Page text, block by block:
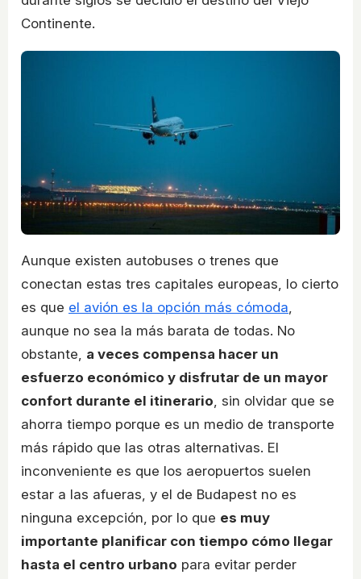
Continente.
Aunque existen autobuses o trenes que
conectan estas tres capitales europeas, lo cierto
es que el avión es la opción más cómoda,
aunque no sea la más barata de todas. No
obstante, a veces compensa hacer un
esfuerzo económico y disfrutar de un mayor
confort durante el itinerario, sin olvidar que se
ahorra tiempo porque es un medio de transporte
más rápido que las otras alternativas. El
inconveniente es que los aeropuertos suelen
estar a las afueras, y el de Budapest no es
ninguna excepción, por lo que es muy
importante planificar con tiempo cómo llegar
hasta el centro urbano para evitar perder